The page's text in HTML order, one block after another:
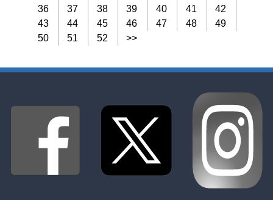
36
37 38 39 40 41
42
43
44 45 46 47 48
49
50
51 52 >>